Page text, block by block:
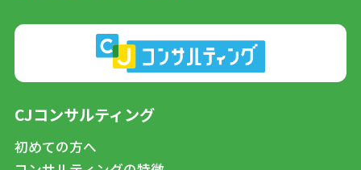
CJコンサルティング
初めての方へ